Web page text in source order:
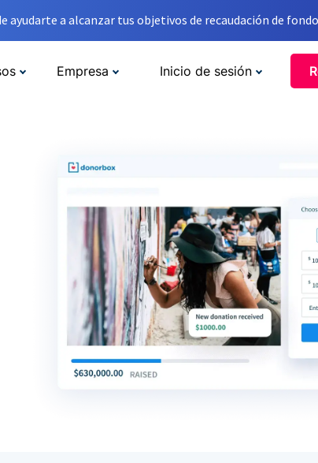
ayudarte a alcanzar tus objetivos de recaudación de
Empresa Inicio de sesión